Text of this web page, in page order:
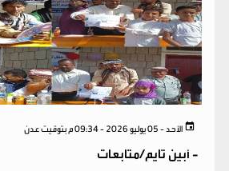
الأحد - 05 يوليو 2026 - 09:34 م بتوقيت عدن
- أبين تايم/متابعات